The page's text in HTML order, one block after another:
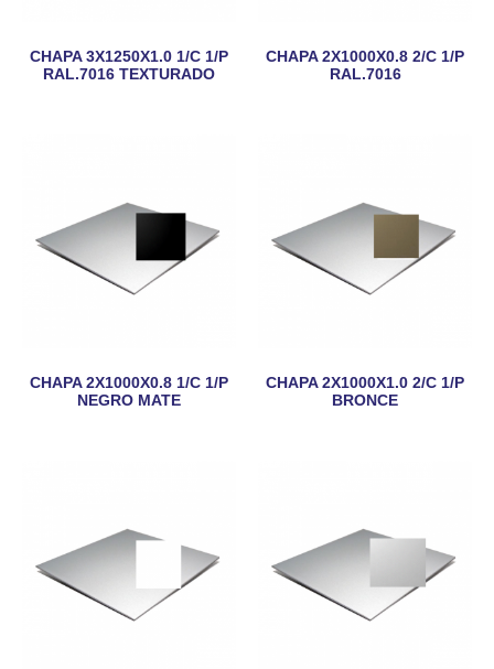
CHAPA 3X1250X1.0 1/C 1/P
RAL.7016 TEXTURADO
CHAPA 2X1000X0.8 2/C 1/P
RAL.7016
CHAPA 2X1000X0.8 1/C 1/P
NEGRO MATE
CHAPA 2X1000X1.0 2/C 1/P
BRONCE